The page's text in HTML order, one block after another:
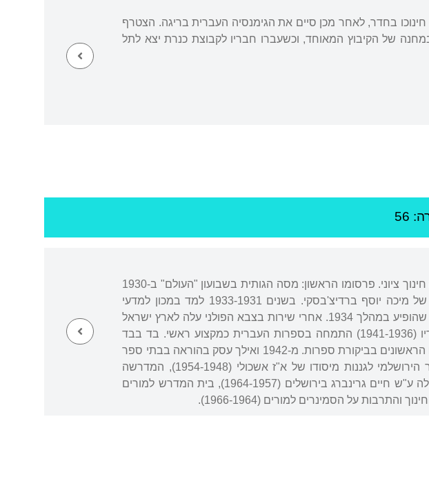
בחדר, לאחר מכן סיים את הגימנסיה העברית בריגה. הצטרף
תחילה שהה במחנה של הקיבוץ המאוחד, וכשעברו חבריו לקבוצת כנרת יצא לתל
56
נולד בפינסק, רוסיה הלבנה. למד בגימנסיה העברית המקומית וקיבל בה חינוך ציוני. פרסומו הראשון: מסה הגותית בשבועון "העולם" ב-1930
על גאולת "העולם" בידי יחידים מישראל, שניכרת בה השפעת משנתו של מיכה יוסף ברדיצ'בסקי. בשנים 1933-1931 למד במכון למדעי
היהדות בוורשה. בשובו לפינסק ייסד וערך שבועון עברי בשם "פסיעות", שהופיע במהלך 1934. אחרי שירות בצבא הפולני עלה לארץ ישראל
ב-1936 כסטודנט באוניברסיטה העברית בירושלים. בחמש שנות לימודיו (1941-1936) התמחה בספרות העברית כמקצוע ראשי. בד בבד
ערך את ביטאון הסטודנטים "ניב הסטודנט", שבו עשה ב-1940 את צעדיו הראשונים בביקורת ספרות. מ-1942 ואילך עסק בהוראה בבתי ספר
תיכוניים, ומ-1948 עמד בראש מוסדות שונים להכשרת מורים: הסמינר הירושלמי לגננות מיסודו של א"ז אשכולי (1954-1948), המדרשה
ללימודי היהדות בבואנוס איירס (1957-1954), בית המדרש למורים בגולה ע"ש חיים גרינברג בירושלים (1964-1957), בית המדרש למורים